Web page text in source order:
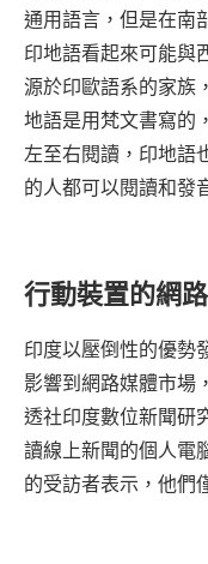
通用語言，但是在南
印地語看起來可能與
源於印歐語系的家族
地語是用梵文書寫的
左至右閱讀，印地語
的人都可以閱讀和發
行動裝置的網
印度以壓倒性的優勢
影響到網路媒體市場
透社印度數位新聞研
讀線上新聞的個人電
的受訪者表示，他們